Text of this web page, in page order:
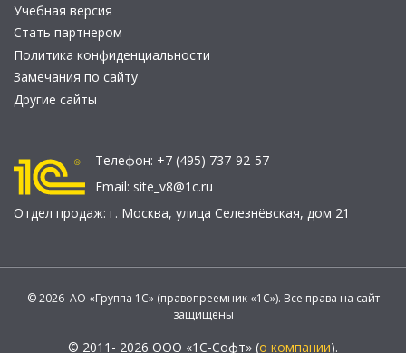
Учебная версия
Стать партнером
Политика конфиденциальности
Замечания по сайту
Другие сайты
Телефон: +7 (495) 737-92-57
Email: site_v8@1c.ru
Отдел продаж: г. Москва, улица Селезнёвская, дом 21
© 2026 АО «Группа 1С» (правопреемник «1С»). Все права на сайт
защищены
© 2011- 2026 ООО «1С-Софт» (о компании).